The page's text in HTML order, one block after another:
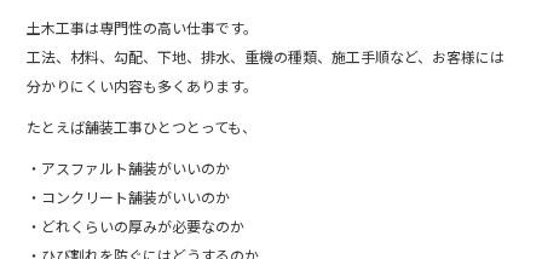
土木工事は専門性の高い仕事です。
工法、材料、勾配、下地、排水、重機の種類、施工手順など、お客様には
分かりにくい内容も多くあります。
たとえば舗装工事ひとつとっても、
・アスファルト舗装がいいのか
・コンクリート舗装がいいのか
・どれくらいの厚みが必要なのか
・ひび割れを防ぐにはどうするのか